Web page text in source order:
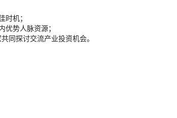
时机；
优势人脉资源；
同探讨交流产业投资机会。